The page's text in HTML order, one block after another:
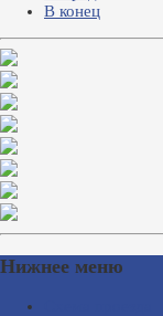
В конец
Нижнее меню